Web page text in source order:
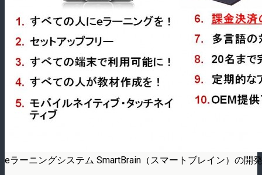
eラーニングシステム SmartBrain（スマートブレイン）の開